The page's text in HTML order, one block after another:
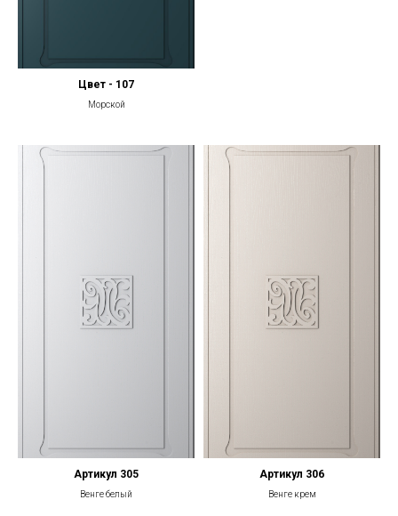
Цвет - 107
Морской
Артикул 305
Венге белый
Артикул 306
Венге крем